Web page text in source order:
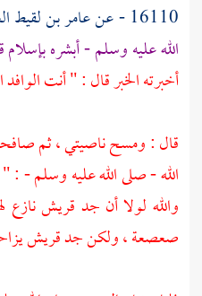
16110 - عن
عامر بن لقيط
الله عليه وسلم - أبشره
أخبرته الخبر قال : " أنت
قال : ومسح ناصيتي ، ثم
الله - صلى الله عليه وسلم - : "
والله لولا أن جد قريشنازع
صعصعة، ولكن جدقريش